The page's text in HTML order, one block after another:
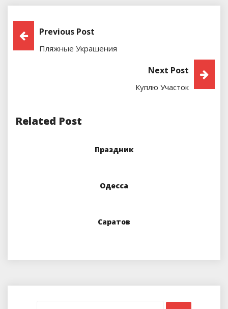
Навигация
По
Previous Post
Пляжные Украшения
Next Post
Куплю Участок
Related Post
Праздник
Одесса
Cаратов